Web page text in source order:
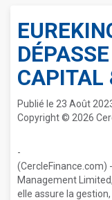
CAPITAL
Publié le 23 Août
Copyright © 2026
-
(CercleFinance.com)
Management
elle assure la